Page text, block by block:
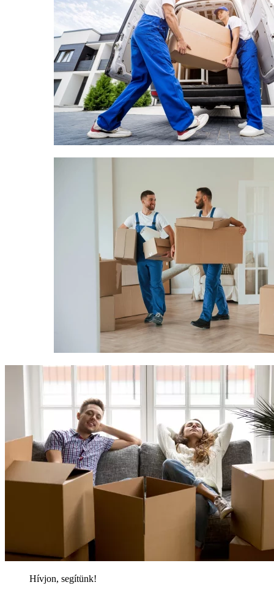
Hívjon, segítünk!